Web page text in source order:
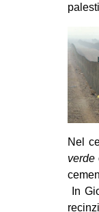
Nel
verde
In